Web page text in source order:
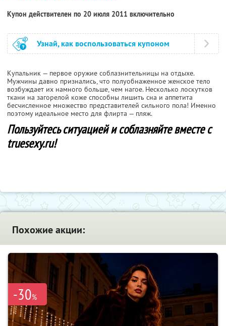
Купон действителен по 20 июля 2011 включительно
Узнай, как воспользоваться купоном
Купальник — первое оружие соблазнительницы на отдыхе.
Мужчины давно признались, что полуобнаженное женское тело
возбуждает их намного больше, чем нагое. Несколько лоскутков
ткани на загорелой коже способны лишить сна и аппетита
бесчисленное множество представителей сильного пола! Именно
поэтому идеальное место для флирта — пляж.
Пользуйтесь ситуацией и соблазняйте вместе с
truesexy.ru!
Похожие акции:
-30%